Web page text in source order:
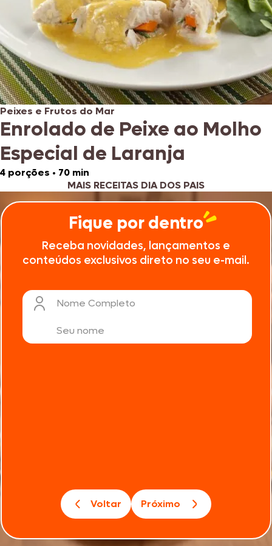
Peixes e Frutos do Mar
Enrolado de Peixe ao Molho
Especial de Laranja
4 porções • 70 min
MAIS RECEITAS DIA DOS PAIS
Fique por dentro
Receba novidades, lançamentos e
conteúdos exclusivos direto no seu e-mail.
Nome Completo
Voltar Próximo